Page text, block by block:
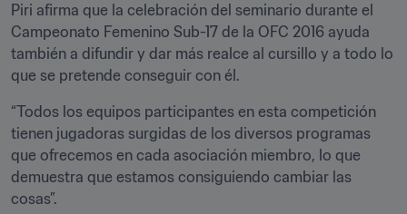
Piri afirma que la celebración del seminario durante el
Campeonato Femenino Sub-17 de la OFC 2016 ayuda
también a difundir y dar más realce al cursillo y a todo lo
que se pretende conseguir con él.
“Todos los equipos participantes en esta competición
tienen jugadoras surgidas de los diversos programas
que ofrecemos en cada asociación miembro, lo que
demuestra que estamos consiguiendo cambiar las
cosas”.